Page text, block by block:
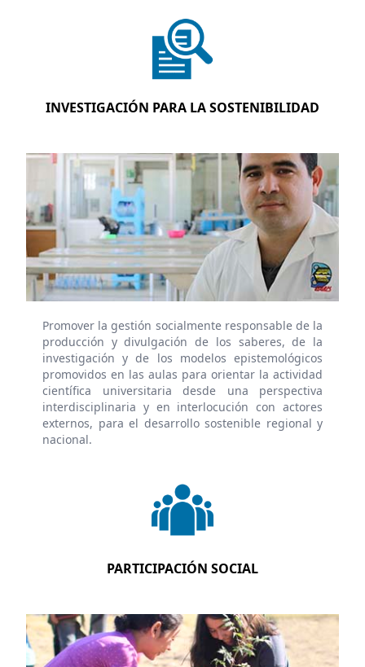
INVESTIGACIÓN PARA LA SOSTENIBILIDAD
Promover la gestión socialmente responsable de la
producción y divulgación de los saberes, de la
investigación y de los modelos epistemológicos
promovidos en las aulas para orientar la actividad
científica universitaria desde una perspectiva
interdisciplinaria y en interlocución con actores
externos, para el desarrollo sostenible regional y
nacional.
PARTICIPACIÓN SOCIAL